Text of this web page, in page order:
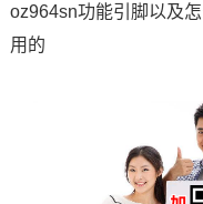
oz964sn功能引脚以及
用的